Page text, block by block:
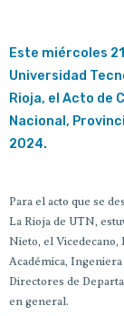
Este miércoles
Universidad
Rioja, el Acto de
Nacional,
2024.
Para el acto que se
La Rioja de UTN,
Nieto, el
Académica,
Directores de
en general.